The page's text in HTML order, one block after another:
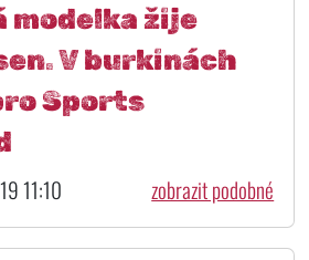
modelka žije
V burkinách
Sports
11:10 zobrazit podobné